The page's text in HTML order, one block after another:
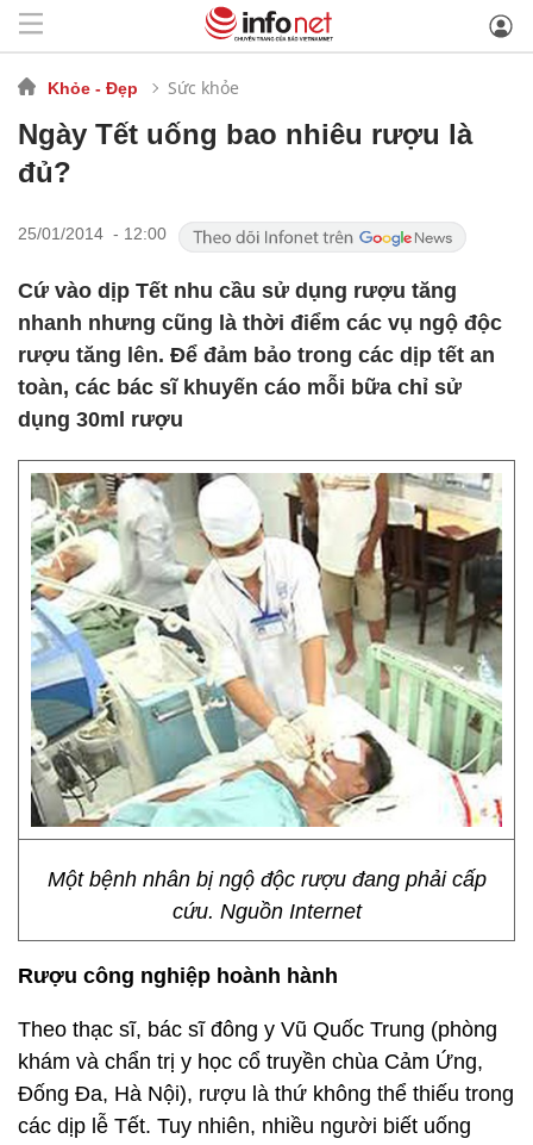
Khỏe - Đẹp Sức khỏe
Ngày Tết uống bao nhiêu rượu là
đủ?
25/01/2014 - 12:00
Cứ vào dịp Tết nhu cầu sử dụng rượu tăng
nhanh nhưng cũng là thời điểm các vụ ngộ độc
rượu tăng lên. Để đảm bảo trong các dịp tết an
toàn, các bác sĩ khuyến cáo mỗi bữa chỉ sử
dụng 30ml rượu
Một bệnh nhân bị ngộ độc rượu đang phải cấp
cứu. Nguồn Internet
Rượu công nghiệp hoành hành
Theo thạc sĩ, bác sĩ đông y Vũ Quốc Trung (phòng
khám và chẩn trị y học cổ truyền chùa Cảm Ứng,
Đống Đa, Hà Nội), rượu là thứ không thể thiếu trong
các dịp lễ Tết. Tuy nhiên, nhiều người biết uống